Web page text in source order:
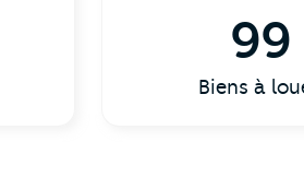
99
Biens à